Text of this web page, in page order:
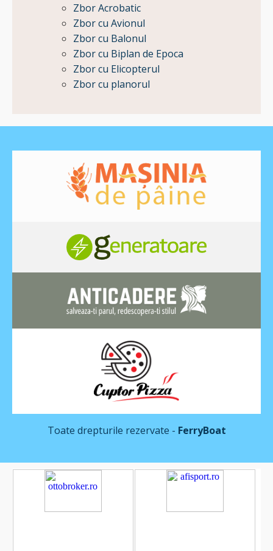
Zbor Acrobatic
Zbor cu Avionul
Zbor cu Balonul
Zbor cu Biplan de Epoca
Zbor cu Elicopterul
Zbor cu planorul
Toate drepturile rezervate - FerryBoat